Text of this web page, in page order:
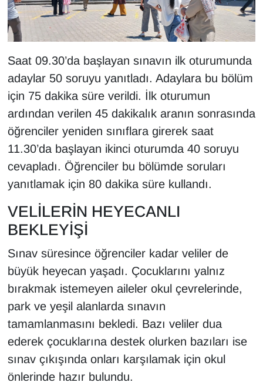
Saat 09.30’da başlayan sınavın ilk oturumunda
adaylar 50 soruyu yanıtladı. Adaylara bu bölüm
için 75 dakika süre verildi. İlk oturumun
ardından verilen 45 dakikalık aranın sonrasında
öğrenciler yeniden sınıflara girerek saat
11.30’da başlayan ikinci oturumda 40 soruyu
cevapladı. Öğrenciler bu bölümde soruları
yanıtlamak için 80 dakika süre kullandı.
VELİLERİN HEYECANLI
BEKLEYİŞİ
Sınav süresince öğrenciler kadar veliler de
büyük heyecan yaşadı. Çocuklarını yalnız
bırakmak istemeyen aileler okul çevrelerinde,
park ve yeşil alanlarda sınavın
tamamlanmasını bekledi. Bazı veliler dua
ederek çocuklarına destek olurken bazıları ise
sınav çıkışında onları karşılamak için okul
önlerinde hazır bulundu.
Resmi İlanlar
SAĞLIK
Seri İlan
Sinema - TV
SİYASET
TEBRİK
TEKNOLOJİ
Turizm
VAN'DA SPOR
Vasıta
YAŞAM